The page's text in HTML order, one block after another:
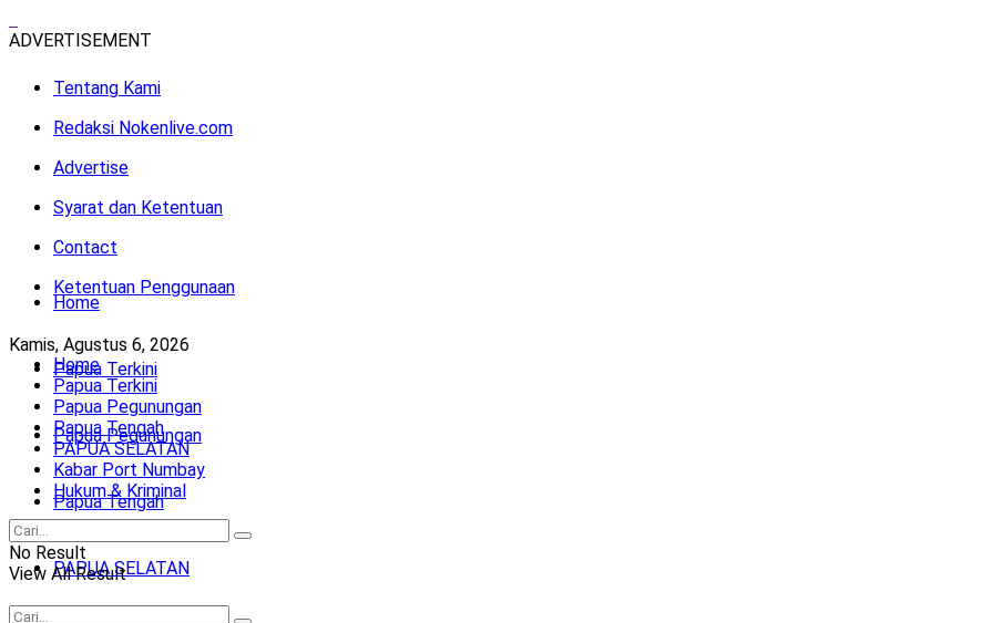
ADVERTISEMENT
Tentang Kami
Redaksi Nokenlive.com
Advertise
Syarat dan Ketentuan
Contact
Ketentuan Penggunaan
Kamis, Agustus 6, 2026
Home
Papua Terkini
Papua Pegunungan
Papua Tengah
PAPUA SELATAN
Home
Papua Terkini
Papua Pegunungan
Papua Tengah
PAPUA SELATAN
Kabar Port Numbay
Hukum & Kriminal
No Result
View All Result